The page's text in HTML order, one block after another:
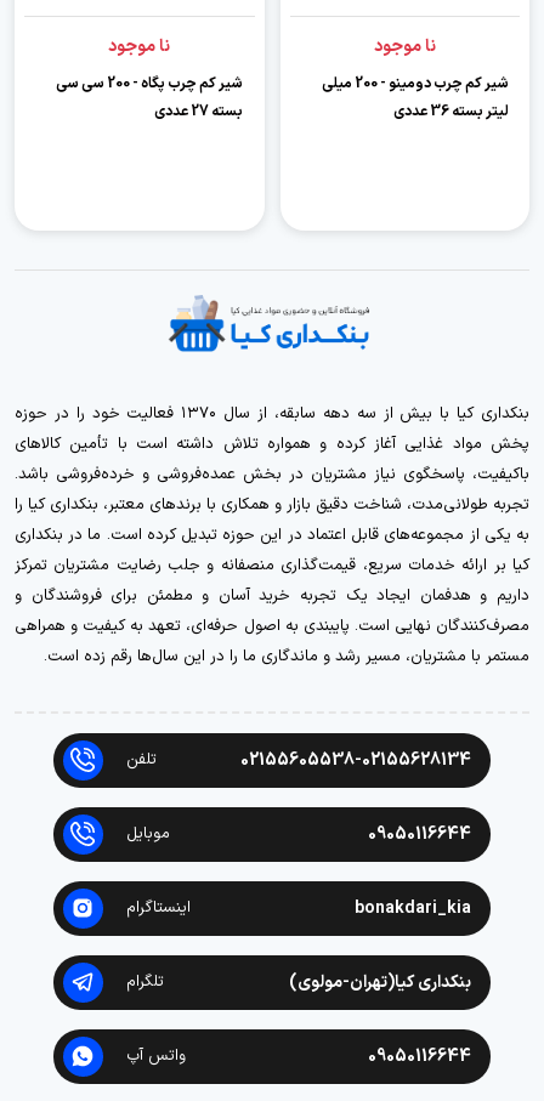
نا موجود
شیر کم چرب دومینو - 200 میلی
لیتر بسته 36 عددی
نا موجود
شیر کم چرب پگاه - 200 سی سی
بسته 27 عددی
بنکداری کیا با بیش از سه دهه سابقه، از سال ۱۳۷۰ فعالیت خود را در حوزه
پخش مواد غذایی آغاز کرده و همواره تلاش داشته است با تأمین کالاهای
باکیفیت، پاسخگوی نیاز مشتریان در بخش عمده‌فروشی و خرده‌فروشی باشد.
تجربه طولانی‌مدت، شناخت دقیق بازار و همکاری با برندهای معتبر، بنکداری کیا را
به یکی از مجموعه‌های قابل اعتماد در این حوزه تبدیل کرده است. ما در بنکداری
کیا بر ارائه خدمات سریع، قیمت‌گذاری منصفانه و جلب رضایت مشتریان تمرکز
داریم و هدفمان ایجاد یک تجربه خرید آسان و مطمئن برای فروشندگان و
مصرف‌کنندگان نهایی است. پایبندی به اصول حرفه‌ای، تعهد به کیفیت و همراهی
مستمر با مشتریان، مسیر رشد و ماندگاری ما را در این سال‌ها رقم زده است.
02155605538-02155628134 تلفن
09050116644 موبایل
bonakdari_kia اینستاگرام
بنکداری کیا(تهران-مولوی) تلگرام
09050116644 واتس آپ